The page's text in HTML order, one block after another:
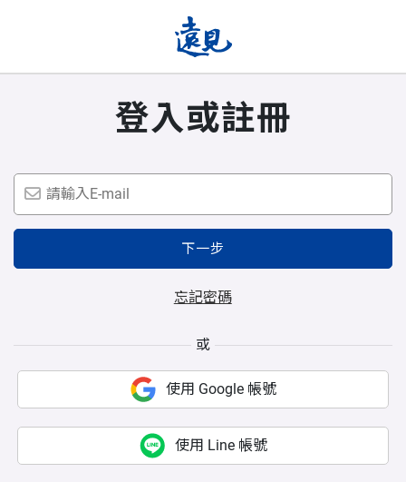
登入或註冊
下一步
忘記密碼
或
使用 Google 帳號
使用 Line 帳號